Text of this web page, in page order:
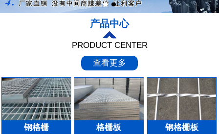
产品中心
PRODUCT CENTER
查看更多
钢格栅 格栅板 钢格栅板